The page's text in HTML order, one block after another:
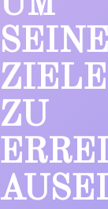
SEINE
ZIELE
ZU